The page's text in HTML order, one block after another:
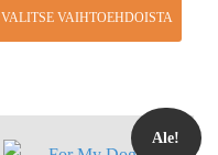
VALITSE VAIHTOEHDOISTA
Ale!